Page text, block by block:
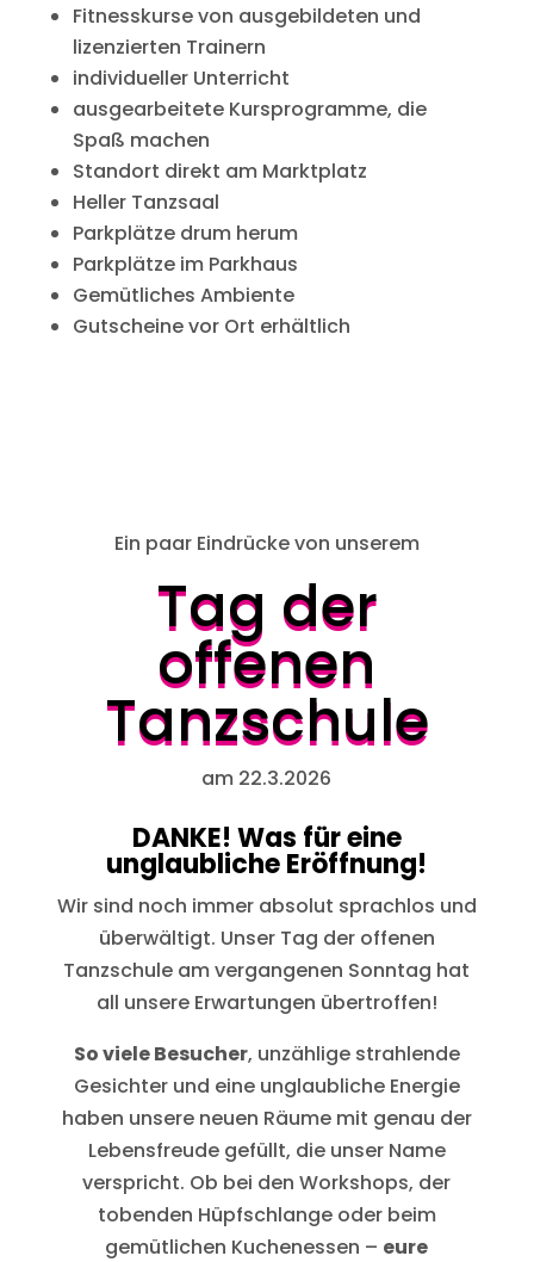
Fitnesskurse von ausgebildeten und
lizenzierten Trainern
individueller Unterricht
ausgearbeitete Kursprogramme, die
Spaß machen
Standort direkt am Marktplatz
Heller Tanzsaal
Parkplätze drum herum
Parkplätze im Parkhaus
Gemütliches Ambiente
Gutscheine vor Ort erhältlich
Ein paar Eindrücke von unserem
Tag der
offenen
Tanzschule
am 22.3.2026
DANKE! Was für eine
unglaubliche Eröffnung!
Wir sind noch immer absolut sprachlos und
überwältigt. Unser Tag der offenen
Tanzschule am vergangenen Sonntag hat
all unsere Erwartungen übertroffen!
So viele Besucher, unzählige strahlende
Gesichter und eine unglaubliche Energie
haben unsere neuen Räume mit genau der
Lebensfreude gefüllt, die unser Name
verspricht. Ob bei den Workshops, der
tobenden Hüpfschlange oder beim
gemütlichen Kuchenessen – eure